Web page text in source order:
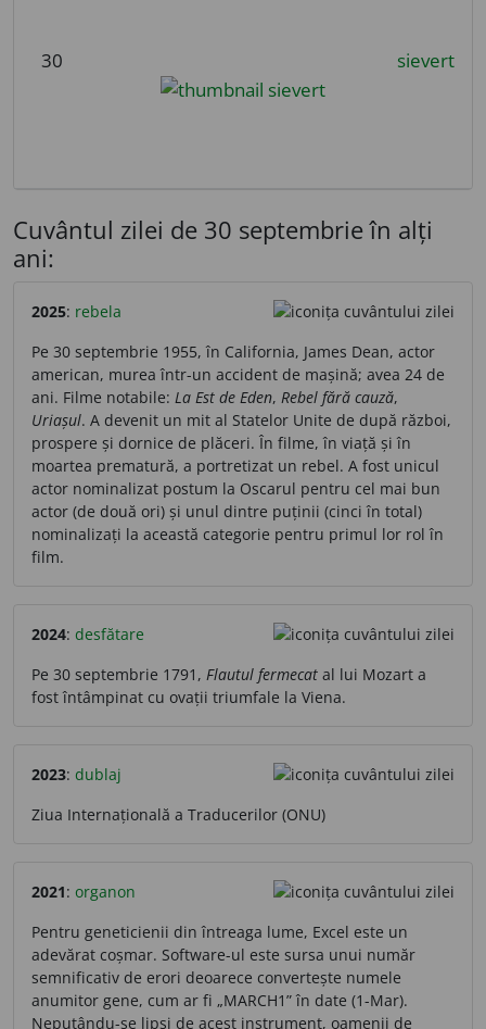
30 sievert
Cuvântul zilei de 30 septembrie în alți
ani:
2025: rebela
Pe 30 septembrie 1955, în California, James Dean, actor
american, murea într-un accident de mașină; avea 24 de
ani. Filme notabile: La Est de Eden, Rebel fără cauză,
Uriașul. A devenit un mit al Statelor Unite de după război,
prospere și dornice de plăceri. În filme, în viață și în
moartea prematură, a portretizat un rebel. A fost unicul
actor nominalizat postum la Oscarul pentru cel mai bun
actor (de două ori) și unul dintre puținii (cinci în total)
nominalizați la această categorie pentru primul lor rol în
film.
2024: desfătare
Pe 30 septembrie 1791, Flautul fermecat al lui Mozart a
fost întâmpinat cu ovații triumfale la Viena.
2023: dublaj
Ziua Internațională a Traducerilor (ONU)
2021: organon
Pentru geneticienii din întreaga lume, Excel este un
adevărat coșmar. Software-ul este sursa unui număr
semnificativ de erori deoarece convertește numele
anumitor gene, cum ar fi „MARCH1” în date (1-Mar).
Neputându-se lipsi de acest instrument, oamenii de